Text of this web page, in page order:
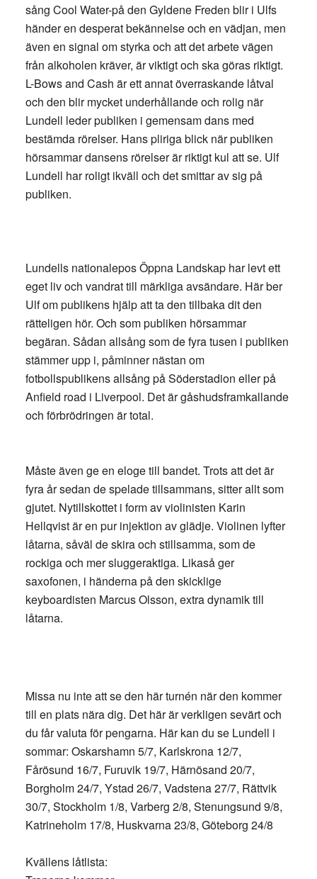
sång Cool Water-på den Gyldene Freden blir i Ulfs
händer en desperat bekännelse och en vädjan, men
även en signal om styrka och att det arbete vägen
från alkoholen kräver, är viktigt och ska göras riktigt.
L-Bows and Cash är ett annat överraskande låtval
och den blir mycket underhållande och rolig när
Lundell leder publiken i gemensam dans med
bestämda rörelser. Hans pliriga blick när publiken
hörsammar dansens rörelser är riktigt kul att se. Ulf
Lundell har roligt ikväll och det smittar av sig på
publiken.
Lundells nationalepos Öppna Landskap har levt ett
eget liv och vandrat till märkliga avsändare. Här ber
Ulf om publikens hjälp att ta den tillbaka dit den
rätteligen hör. Och som publiken hörsammar
begäran. Sådan allsång som de fyra tusen i publiken
stämmer upp i, påminner nästan om
fotbollspublikens allsång på Söderstadion eller på
Anfield road i Liverpool. Det är gåshudsframkallande
och förbrödringen är total.
Måste även ge en eloge till bandet. Trots att det är
fyra år sedan de spelade tillsammans, sitter allt som
gjutet. Nytillskottet i form av violinisten Karin
Hellqvist är en pur injektion av glädje. Violinen lyfter
låtarna, såväl de skira och stillsamma, som de
rockiga och mer sluggeraktiga. Likaså ger
saxofonen, i händerna på den skicklige
keyboardisten Marcus Olsson, extra dynamik till
låtarna.
Missa nu inte att se den här turnén när den kommer
till en plats nära dig. Det här är verkligen sevärt och
du får valuta för pengarna. Här kan du se Lundell i
sommar: Oskarshamn 5/7, Karlskrona 12/7,
Fårösund 16/7, Furuvik 19/7, Härnösand 20/7,
Borgholm 24/7, Ystad 26/7, Vadstena 27/7, Rättvik
30/7, Stockholm 1/8, Varberg 2/8, Stenungsund 9/8,
Katrineholm 17/8, Huskvarna 23/8, Göteborg 24/8
Kvällens låtlista: